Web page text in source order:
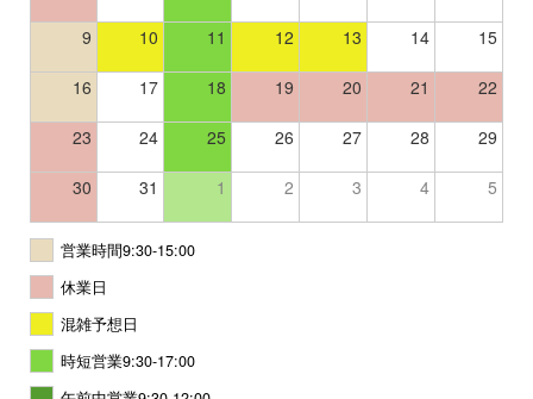
9 10 11 12 13 14 15
16 17 18 19 20 21 22
23 24 25 26 27 28 29
30 31 1 2 3 4 5
営業時間9:30-15:00
休業日
混雑予想日
時短営業9:30-17:00